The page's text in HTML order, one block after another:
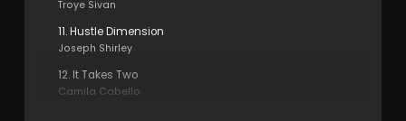
Troye Sivan
11. Hustle Dimension
Joseph Shirley
12. It Takes Two
Camila Cabello